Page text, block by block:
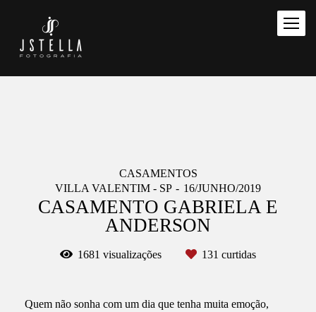
CASAMENTOS
VILLA VALENTIM - SP
16/JUNHO/2019
CASAMENTO GABRIELA E
ANDERSON
1681 visualizações 131 curtidas
Quem não sonha com um dia que tenha muita emoção,